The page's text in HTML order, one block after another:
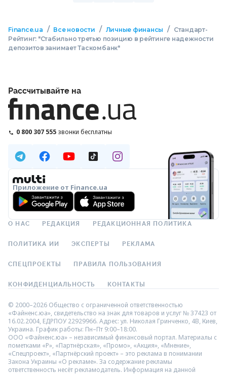
Finance.ua / Все новости / Личные финансы /
Стандарт-
Рейтинг: "Стабильно третью позицию в рейтинге надежности
депозитов занимает Таскомбанк"
Рассчитывайте на
0 800 307 555 звонки бесплатны
Приложение от Finance.ua
О НАС РЕДАКЦИЯ РЕДАКЦИОННАЯ ПОЛИТИКА
ПОЛИТИКА ИИ ЭКСПЕРТЫ РЕКЛАМА
СПЕЦПРОЕКТЫ ПРАВИЛА ПОЛЬЗОВАНИЯ
КОНФИДЕНЦИАЛЬНОСТЬ КОНТАКТЫ
© 2000–2026 Общество с ограниченной ответственностью
«Файненс.юа», свидетельство на знак для товаров и услуг № 37423 от
16.02.2004, ЕДРПОУ 22929966. Адрес: ул. Николая Гринченко, 4В, Киев,
Украина. График работы: Пн–Пт 9:00–18:00.
ООО «Файненс.юа» – независимый финансовый портал. Материалы с
пометками «Р», «Партнёрская», «Промо», «Акция», «Мнение»,
«Спецпроект», «Партнёрский проект» – это реклама в понимании
Закона Украины «О рекламе». За содержание рекламы
ответственность несёт рекламодатель. Информация на данной